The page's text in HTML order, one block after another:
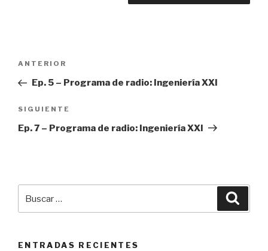
Navegación
entradas
Entrada
anterior:
ANTERIOR
Ep. 5 – Programa de radio: Ingeniería XXI
Siguiente
entrada
SIGUIENTE
Ep. 7 – Programa de radio: Ingeniería XXI
ENTRADAS RECIENTES